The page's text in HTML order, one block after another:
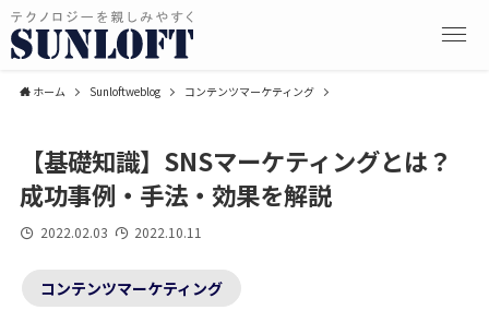
ホーム Sunloftweblog コンテンツマーケティング
【基礎知識】SNSマーケティングとは？
成功事例・手法・効果を解説
2022.02.03 2022.10.11
コンテンツマーケティング